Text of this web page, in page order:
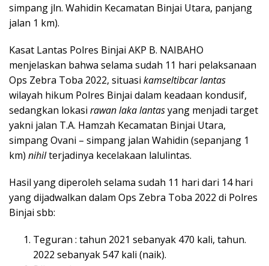
simpang jln. Wahidin Kecamatan Binjai Utara, panjang
jalan 1 km).
Kasat Lantas Polres Binjai AKP B. NAIBAHO
menjelaskan bahwa selama sudah 11 hari pelaksanaan
Ops Zebra Toba 2022, situasi kamseltibcar lantas
wilayah hikum Polres Binjai dalam keadaan kondusif,
sedangkan lokasi rawan laka lantasyang menjadi target
yakni jalan T.A. Hamzah Kecamatan Binjai Utara,
simpang Ovani – simpang jalan Wahidin (sepanjang 1
km) nihilterjadinya kecelakaan lalulintas.
Hasil yang diperoleh selama sudah 11 hari dari 14 hari
yang dijadwalkan dalam Ops Zebra Toba 2022 di Polres
Binjai sbb:
Teguran : tahun 2021 sebanyak 470 kali, tahun.
2022 sebanyak 547 kali (naik).